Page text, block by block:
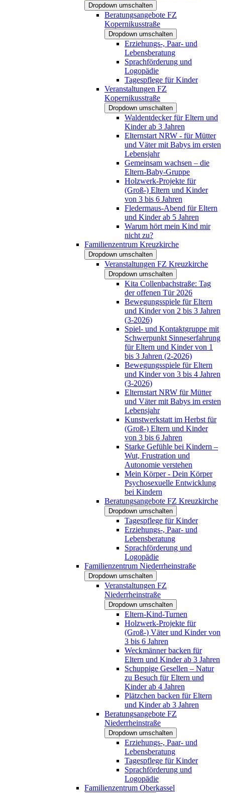
Dropdown umschalten
Beratungsangebote FZ
Kopernikusstraße
Dropdown umschalten
Erziehungs-, Paar- und
Lebensberatung
Sprachförderung und
Logopädie
Tagespflege für Kinder
Veranstaltungen FZ
Kopernikusstraße
Dropdown umschalten
Waldentdecker für Eltern und
Kinder ab 3 Jahren
Elternstart NRW - für Mütter
und Väter mit Babys im ersten
Lebensjahr
Gemeinsam wachsen – die
Eltern-Baby-Gruppe
Holzwerk-Projekte für
(Groß-) Eltern und Kinder
von 3 bis 6 Jahren
Fledermaus-Abend für Eltern
und Kinder ab 5 Jahren
Warum hört mein Kind mir
nicht zu?
Familienzentrum Kreuzkirche
Dropdown umschalten
Veranstaltungen FZ Kreuzkirche
Dropdown umschalten
Kita Collenbachstraße: Tag
der offenen Tür 2026
Bewegungsspiele für Eltern
und Kinder von 2 bis 3 Jahren
(3-2026)
Spiel- und Kontaktgruppe mit
Schwerpunkt Sinneserfahrung
für Eltern und Kinder von 1
bis 3 Jahren (2-2026)
Bewegungsspiele für Eltern
und Kinder von 3 bis 4 Jahren
(3-2026)
Elternstart NRW für Mütter
und Väter mit Babys im ersten
Lebensjahr
Kunstwerkstatt im Herbst für
(Groß-) Eltern und Kinder
von 3 bis 6 Jahren
Starke Gefühle bei Kindern –
Wut, Frustration und
Autonomie verstehen
Mein Körper - Dein Körper
Psychosexuelle Entwicklung
bei Kindern
Beratungsangebote FZ Kreuzkirche
Dropdown umschalten
Tagespflege für Kinder
Erziehungs-, Paar- und
Lebensberatung
Sprachförderung und
Logopädie
Familienzentrum Niederrheinstraße
Dropdown umschalten
Veranstaltungen FZ
Niederrheinstraße
Dropdown umschalten
Eltern-Kind-Turnen
Holzwerk-Projekte für
(Groß-) Väter und Kinder von
3 bis 6 Jahren
Weckmänner backen für
Eltern und Kinder ab 3 Jahren
Schuppige Gesellen – Natur
zu Besuch für Eltern und
Kinder ab 4 Jahren
Plätzchen backen für Eltern
und Kinder ab 3 Jahren
Beratungsangebote FZ
Niederrheinstraße
Dropdown umschalten
Erziehungs-, Paar- und
Lebensberatung
Tagespflege für Kinder
Sprachförderung und
Logopädie
Familienzentrum Oberkassel